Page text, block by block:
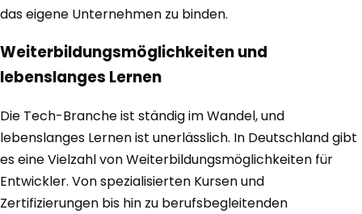
das eigene Unternehmen zu binden.
Weiterbildungsmöglichkeiten und
lebenslanges Lernen
Die Tech-Branche ist ständig im Wandel, und
lebenslanges Lernen ist unerlässlich. In Deutschland gibt
es eine Vielzahl von Weiterbildungsmöglichkeiten für
Entwickler. Von spezialisierten Kursen und
Zertifizierungen bis hin zu berufsbegleitenden